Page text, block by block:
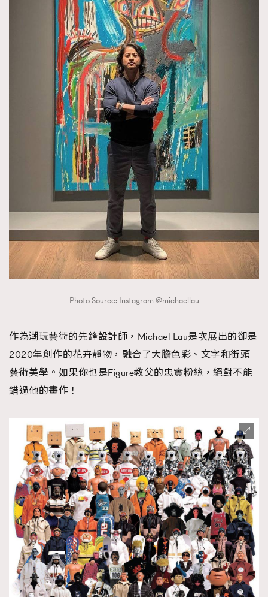
Photo Source: Instagram @michaellau
作為潮玩藝術的先鋒設計師，Michael Lau是次展出的卻是
2020年創作的花卉靜物，融合了大膽色彩、文字和街頭
藝術美學。如果你也是Figure教父的忠實粉絲，絕對不能
錯過他的畫作！